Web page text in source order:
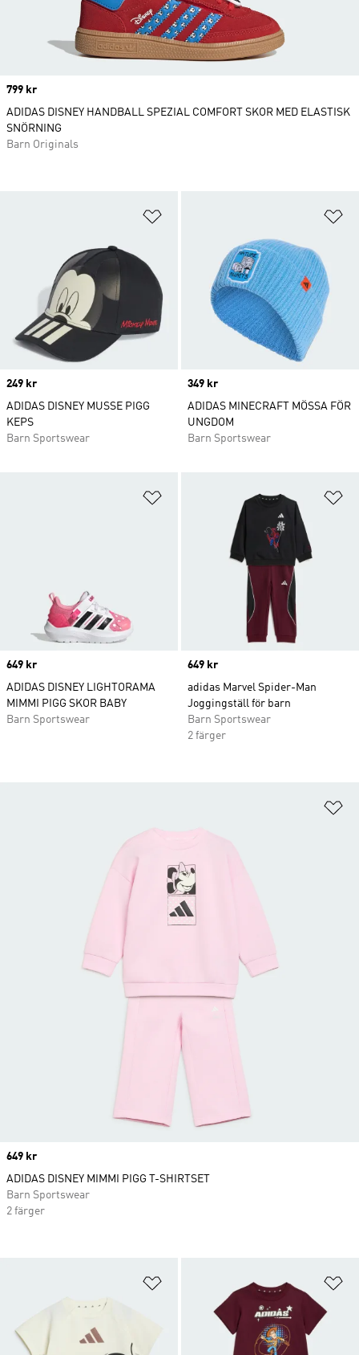
Price
249 kr
ADIDAS DISNEY MUSSE PIGG
KEPS
Barn Sportswear
Price
349 kr
ADIDAS MINECRAFT MÖSSA FÖR
UNGDOM
Barn Sportswear
Lägg till på önskelistan
Price
649 kr
ADIDAS DISNEY LIGHTORAMA
MIMMI PIGG SKOR BABY
Barn Sportswear
Price
649 kr
adidas Marvel Spider-Man
Joggingställ för barn
Barn Sportswear
2 färger
Lägg till på önskelistan
Price
799 kr
ADIDAS DISNEY HANDBALL SPEZIAL COMFORT SKOR MED ELASTISK
SNÖRNING
Barn Originals
Price
649 kr
ADIDAS DISNEY MIMMI PIGG T-SHIRTSET
Barn Sportswear
2 färger